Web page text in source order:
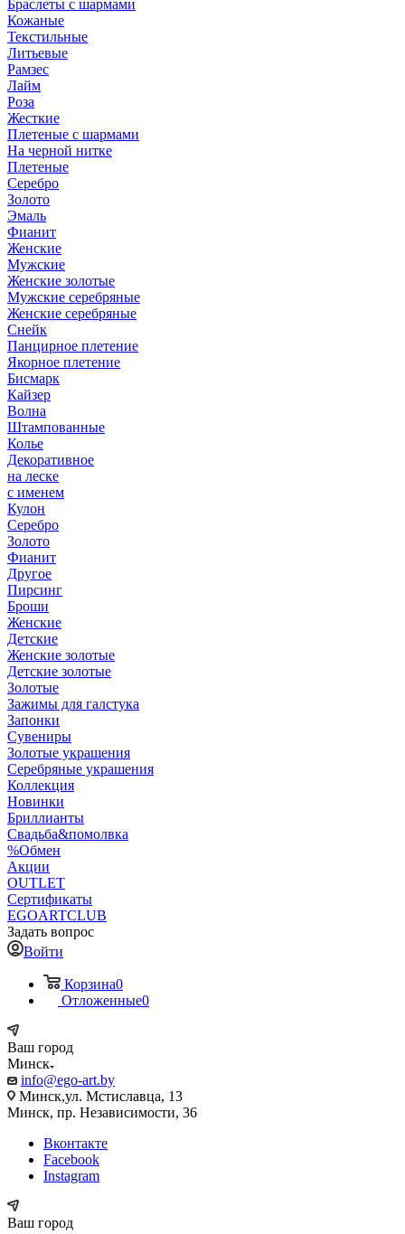
Браслеты с шармами
Кожаные
Текстильные
Литьевые
Рамзес
Лайм
Роза
Жесткие
Плетеные с шармами
На черной нитке
Плетеные
Серебро
Золото
Эмаль
Фианит
Женские
Мужские
Женские золотые
Мужские серебряные
Женские серебряные
Снейк
Панцирное плетение
Якорное плетение
Бисмарк
Кайзер
Волна
Штампованные
Колье
Декоративное
на леске
с именем
Кулон
Серебро
Золото
Фианит
Другое
Пирсинг
Броши
Женские
Детские
Женские золотые
Детские золотые
Золотые
Зажимы для галстука
Запонки
Сувениры
Золотые украшения
Серебряные украшения
Коллекция
Новинки
Бриллианты
Свадьба&помолвка
%Обмен
Акции
OUTLET
Сертификаты
EGOARTCLUB
Задать вопрос
Войти
Корзина0
Отложенные0
Ваш город
Минск
info@ego-art.by
Минск,ул. Мстиславца, 13
Минск, пр. Независимости, 36
Вконтакте
Facebook
Instagram
Ваш город